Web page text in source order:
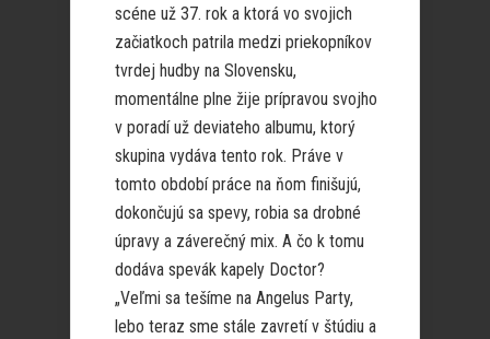
scéne už 37. rok a ktorá vo svojich
začiatkoch patrila medzi priekopníkov
tvrdej hudby na Slovensku,
momentálne plne žije prípravou svojho
v poradí už deviateho albumu, ktorý
skupina vydáva tento rok. Práve v
tomto období práce na ňom finišujú,
dokončujú sa spevy, robia sa drobné
úpravy a záverečný mix. A čo k tomu
dodáva spevák kapely Doctor?
„Veľmi sa tešíme na Angelus Party,
lebo teraz sme stále zavretí v štúdiu a